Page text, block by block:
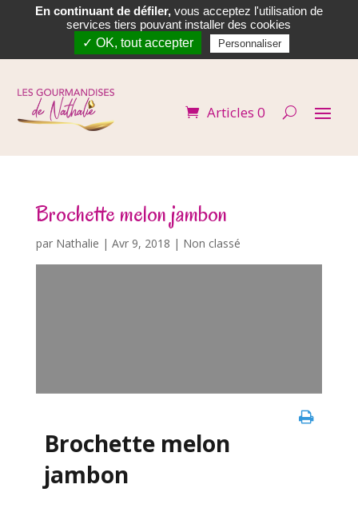
 
Articles 0
Brochette melon jambon
par Nathalie | Avr 9, 2018 | Non classé
Brochette melon
jambon
En continuant de défiler,vous acceptez l'utilisation de
services tiers pouvant installer des cookies
✓ OK, tout accepter
Personnaliser